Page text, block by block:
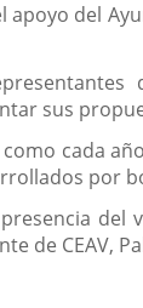
apoyo del
sus
cada
por
de CEAV,